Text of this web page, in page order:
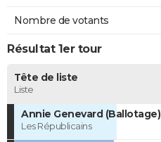
Nombre de votants
Résultat 1er tour
Tête de liste
Liste
Annie Genevard (Ballotage)
Les Républicains